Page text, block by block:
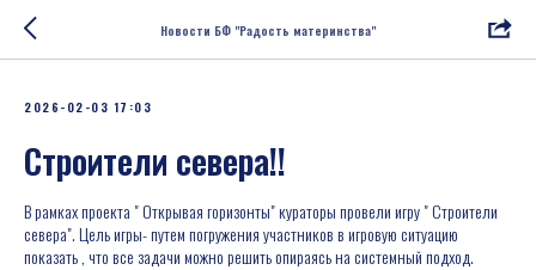
Новости БФ "Радость материнства"
2026-02-03 17:03
Строители севера!!
В рамках проекта " Открывая горизонты" кураторы провели игру " Строители
севера". Цель игры- путем погружения участников в игровую ситуацию
показать , что все задачи можно решить опираясь на системный подход.